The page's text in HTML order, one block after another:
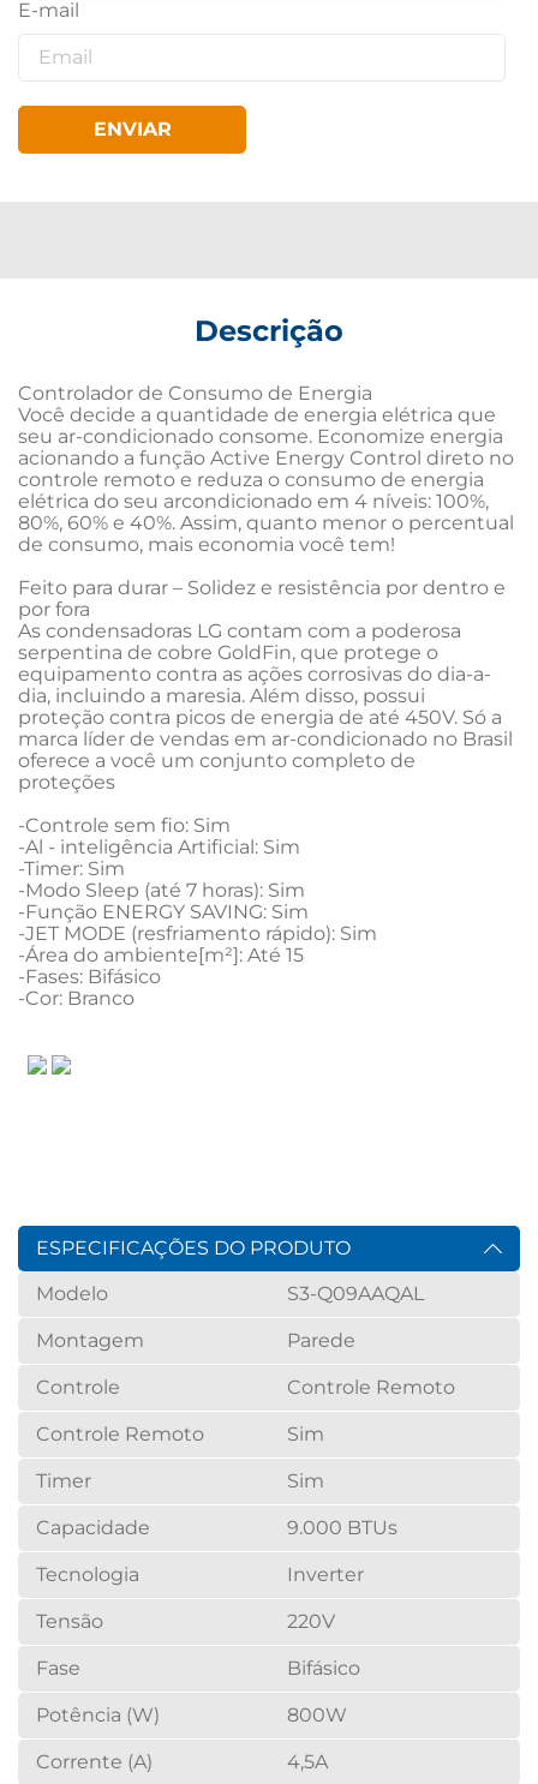
ENVIAR
Descrição
Controlador de Consumo de Energia
Você decide a quantidade de energia elétrica que
seu ar-condicionado consome. Economize energia
acionando a função Active Energy Control direto no
controle remoto e reduza o consumo de energia
elétrica do seu arcondicionado em 4 níveis: 100%,
80%, 60% e 40%. Assim, quanto menor o percentual
de consumo, mais economia você tem!
Feito para durar – Solidez e resistência por dentro e
por fora
As condensadoras LG contam com a poderosa
serpentina de cobre GoldFin, que protege o
equipamento contra as ações corrosivas do dia-a-
dia, incluindo a maresia. Além disso, possui
proteção contra picos de energia de até 450V. Só a
marca líder de vendas em ar-condicionado no Brasil
oferece a você um conjunto completo de
proteções
-Controle sem fio: Sim
-Al - inteligência Artificial: Sim
-Timer: Sim
-Modo Sleep (até 7 horas): Sim
-Função ENERGY SAVING: Sim
-JET MODE (resfriamento rápido): Sim
-Área do ambiente[m²]: Até 15
-Fases: Bifásico
-Cor: Branco
ESPECIFICAÇÕES DO PRODUTO
Modelo
S3-Q09AAQAL
Montagem Parede
Controle Controle Remoto
Controle Remoto Sim
Timer Sim
Capacidade 9.000 BTUs
Tecnologia Inverter
Tensão 220V
Fase Bifásico
Potência (W) 800W
Corrente (A) 4,5A